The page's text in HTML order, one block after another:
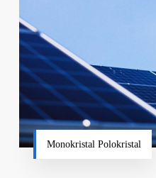
Monokristal Polokristal